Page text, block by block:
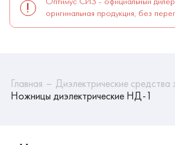
оригинальная продукция, без
Главная
Диэлектрические средства
Ножницы диэлектрические НД-1